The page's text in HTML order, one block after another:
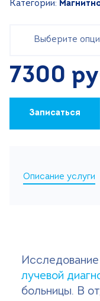
+7 (499) 490-03-
+7 (800) 600-31-
Записаться на
Категории:
Выберите
7300
Записаться
Описание услуги
лучевой
больницы. В